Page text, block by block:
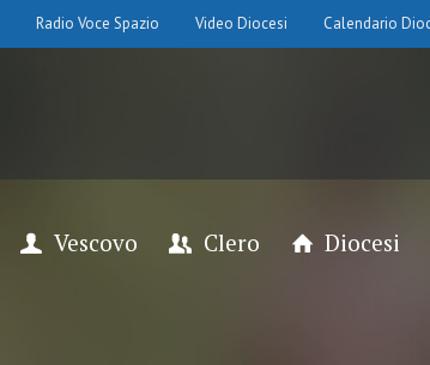
Radio Voce Spazio Video Diocesi Calendario
Vescovo Clero Diocesi